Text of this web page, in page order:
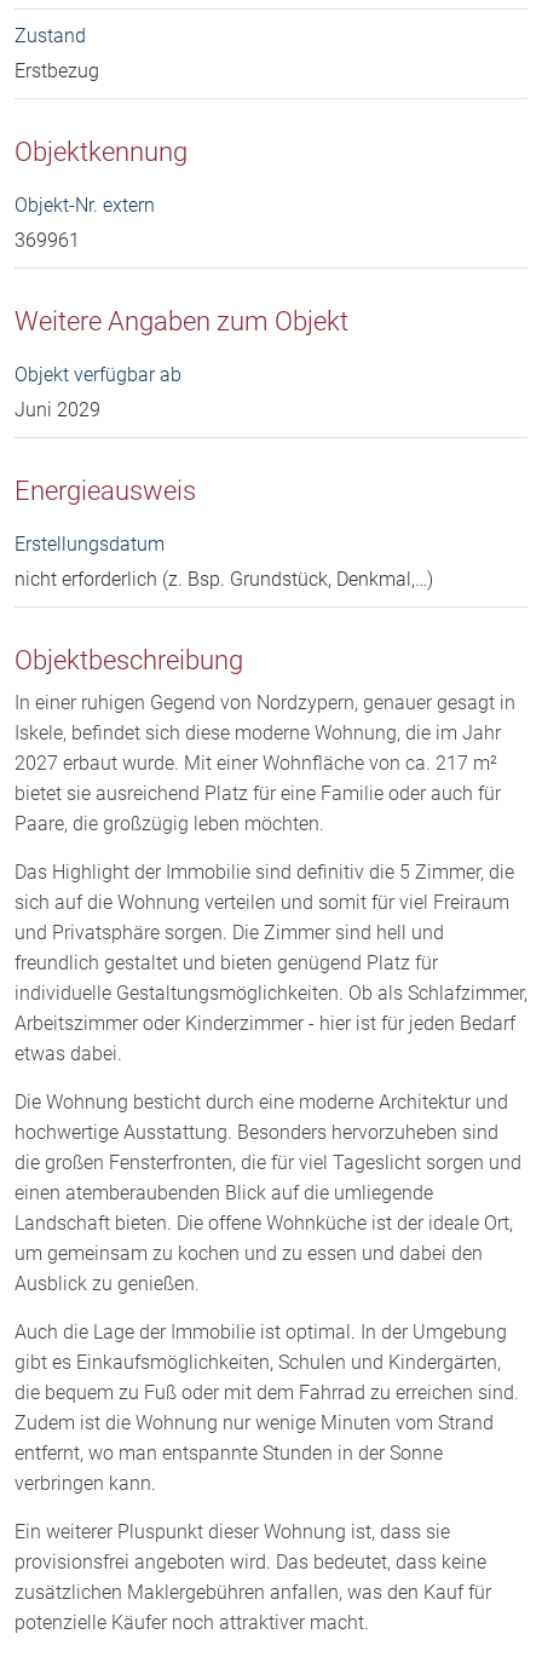
Zustand
Erstbezug
Objektkennung
Objekt-Nr. extern
369961
Weitere Angaben zum Objekt
Objekt verfügbar ab
Juni 2029
Energieausweis
Erstellungsdatum
nicht erforderlich (z. Bsp. Grundstück, Denkmal,…)
Objektbeschreibung
In einer ruhigen Gegend von Nordzypern, genauer gesagt in
Iskele, befindet sich diese moderne Wohnung, die im Jahr
2027 erbaut wurde. Mit einer Wohnfläche von ca. 217 m²
bietet sie ausreichend Platz für eine Familie oder auch für
Paare, die großzügig leben möchten.
Das Highlight der Immobilie sind definitiv die 5 Zimmer, die
sich auf die Wohnung verteilen und somit für viel Freiraum
und Privatsphäre sorgen. Die Zimmer sind hell und
freundlich gestaltet und bieten genügend Platz für
individuelle Gestaltungsmöglichkeiten. Ob als Schlafzimmer,
Arbeitszimmer oder Kinderzimmer - hier ist für jeden Bedarf
etwas dabei.
Die Wohnung besticht durch eine moderne Architektur und
hochwertige Ausstattung. Besonders hervorzuheben sind
die großen Fensterfronten, die für viel Tageslicht sorgen und
einen atemberaubenden Blick auf die umliegende
Landschaft bieten. Die offene Wohnküche ist der ideale Ort,
um gemeinsam zu kochen und zu essen und dabei den
Ausblick zu genießen.
Auch die Lage der Immobilie ist optimal. In der Umgebung
gibt es Einkaufsmöglichkeiten, Schulen und Kindergärten,
die bequem zu Fuß oder mit dem Fahrrad zu erreichen sind.
Zudem ist die Wohnung nur wenige Minuten vom Strand
entfernt, wo man entspannte Stunden in der Sonne
verbringen kann.
Ein weiterer Pluspunkt dieser Wohnung ist, dass sie
provisionsfrei angeboten wird. Das bedeutet, dass keine
zusätzlichen Maklergebühren anfallen, was den Kauf für
potenzielle Käufer noch attraktiver macht.